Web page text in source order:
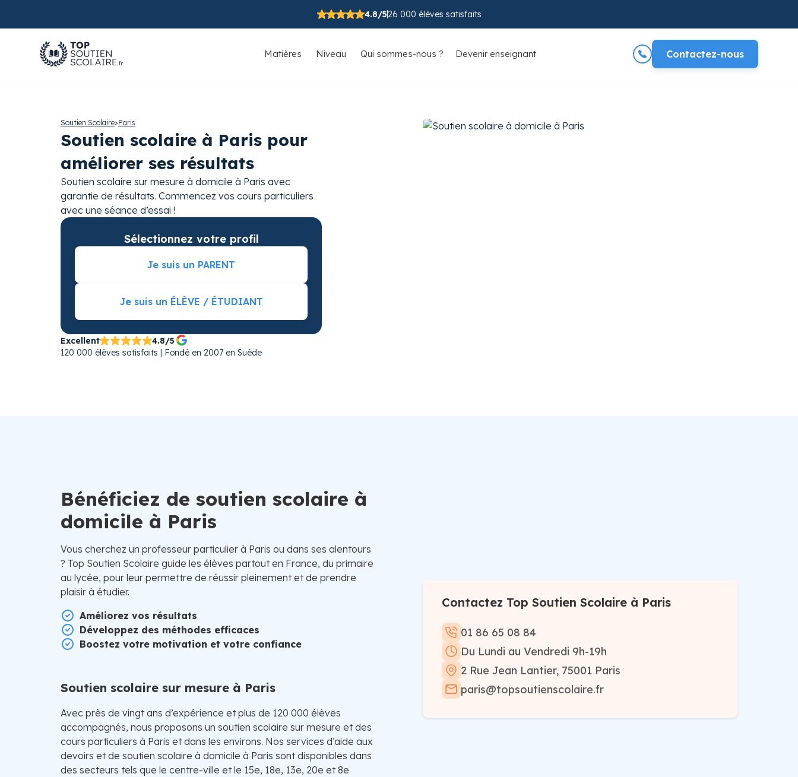
4.8/526 000 élèves satisfaits
Matières Niveau Qui sommes-nous ? Devenir enseignant Contactez-nous
Soutien Scolaire>Paris
Soutien scolaire à Paris pour
améliorer ses résultats
Soutien scolaire sur mesure à domicile à Paris avec
garantie de résultats. Commencez vos cours particuliers
avec une séance d’essai !
Sélectionnez votre profil
Je suis un PARENT
Je suis un ÉLÈVE / ÉTUDIANT
Excellent
4.8/5
120 000 élèves satisfaits | Fondé en 2007 en Suède
Bénéficiez de soutien scolaire à
domicile à Paris
Vous cherchez un professeur particulier à Paris ou dans ses alentours
? Top Soutien Scolaire guide les élèves partout en France, du primaire
au lycée, pour leur permettre de réussir pleinement et de prendre
plaisir à étudier.
Améliorez vos résultats
Développez des méthodes efficaces
Boostez votre motivation et votre confiance
Soutien scolaire sur mesure à Paris
Avec près de vingt ans d’expérience et plus de 120 000 élèves
accompagnés, nous proposons un soutien scolaire sur mesure et des
cours particuliers à Paris et dans les environs. Nos services d’aide aux
devoirs et de soutien scolaire à domicile à Paris sont disponibles dans
des secteurs tels que le centre-ville et le 15e, 18e, 13e, 20e et 8e
Contactez Top Soutien Scolaire à Paris
01 86 65 08 84
Du Lundi au Vendredi 9h-19h
2 Rue Jean Lantier, 75001 Paris
paris@topsoutienscolaire.fr